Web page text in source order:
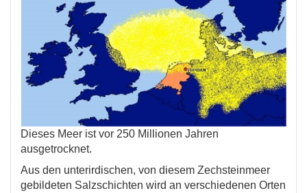
Dieses Meer ist vor 250 Millionen Jahren
ausgetrocknet.
Aus den unterirdischen, von diesem Zechsteinmeer
gebildeten Salzschichten wird an verschiedenen Orten